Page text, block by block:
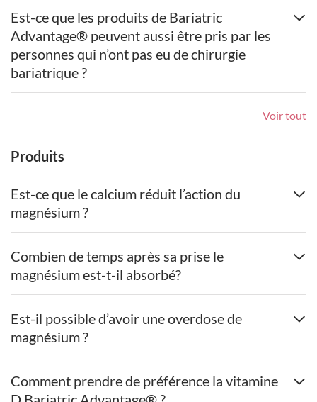
Est-ce que les produits de Bariatric
Advantage® peuvent aussi être pris par les
personnes qui n’ont pas eu de chirurgie
bariatrique ?
Voir tout
Produits
Est-ce que le calcium réduit l’action du
magnésium ?
Combien de temps après sa prise le
magnésium est-t-il absorbé?
Est-il possible d’avoir une overdose de
magnésium ?
Comment prendre de préférence la vitamine